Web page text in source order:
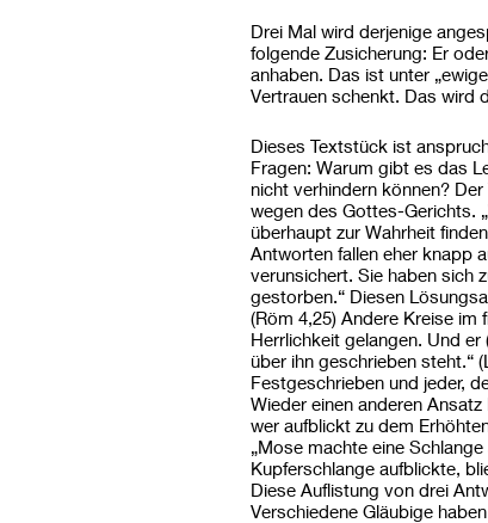
Drei Mal wird derjenige
folgende Zusicherung: Er
anhaben. Das ist unter
Vertrauen schenkt. Das wird
Dieses Textstück ist
Fragen: Warum gibt es das
nicht verhindern können?
wegen des Gottes-Gerichts.
überhaupt zur Wahrheit
Antworten fallen eher knapp
verunsichert. Sie haben sich
gestorben.“ Diesen
(Röm 4,25) Andere Kreise
Herrlichkeit gelangen. Und
über ihn geschrieben steht.“
Festgeschrieben und jeder,
Wieder einen anderen
wer aufblickt zu dem
„Mose machte eine
Kupferschlange aufblickte,
Diese Auflistung von drei
Verschiedene Gläubige